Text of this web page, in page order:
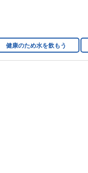
健康のため水を飲もう